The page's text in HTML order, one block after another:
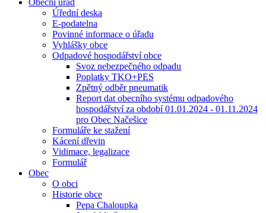
Obecní úřad
Úřední deska
E-podatelna
Povinné informace o úřadu
Vyhlášky obce
Odpadové hospodářství obce
Svoz nebezpečného odpadu
Poplatky TKO+PES
Zpětný odběr pneumatik
Report dat obecního systému odpadového
hospodářství za období 01.01.2024 - 01.11.2024
pro Obec Načešice
Formuláře ke stažení
Kácení dřevin
Vidimace, legalizace
Formulář
Obec
O obci
Historie obce
Pepa Chaloupka